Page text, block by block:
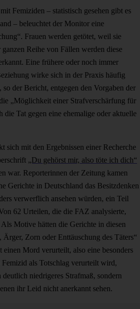
Femiziden – statistisch gesehen gibt es
– beleuchtet der Monitor eine
Frauen werden getötet, weil sie
Reihe von Fällen werden diese
Eine frühere oder noch immer
wirke sich in der Praxis häufig
so der Bericht, entgegen den Vorgaben der
„Möglichkeit einer Strafverschärfung für
die Tat gegen eine ehemalige oder aktuelle
mit den Ergebnissen einer Recherche
„Du gehörst mir, also töte ich dich“
war. Reporterinnen der Zeitung kamen
Gerichte in Deutschland das Besitzdenken
verwerflich ansehen würden, ein Teil
62 Urteilen, die die FAZ analysierte,
Motive hätten die Gerichte in diesen
Zorn oder Enttäuschung des Täters“
einen Mord verurteilt, also eine besonders
Femizid als Totschlag verurteilt wird,
niedrigeres Strafmaß, sondern
ihr Leid nicht anerkannt sehen.